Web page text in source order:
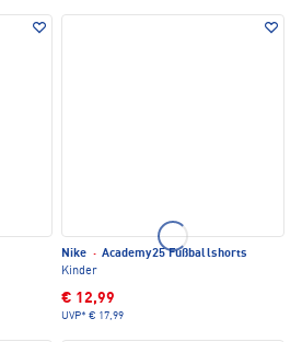
Nike · Academy25 Fußballshorts
Kinder
€ 12,99
UVP* € 17,99